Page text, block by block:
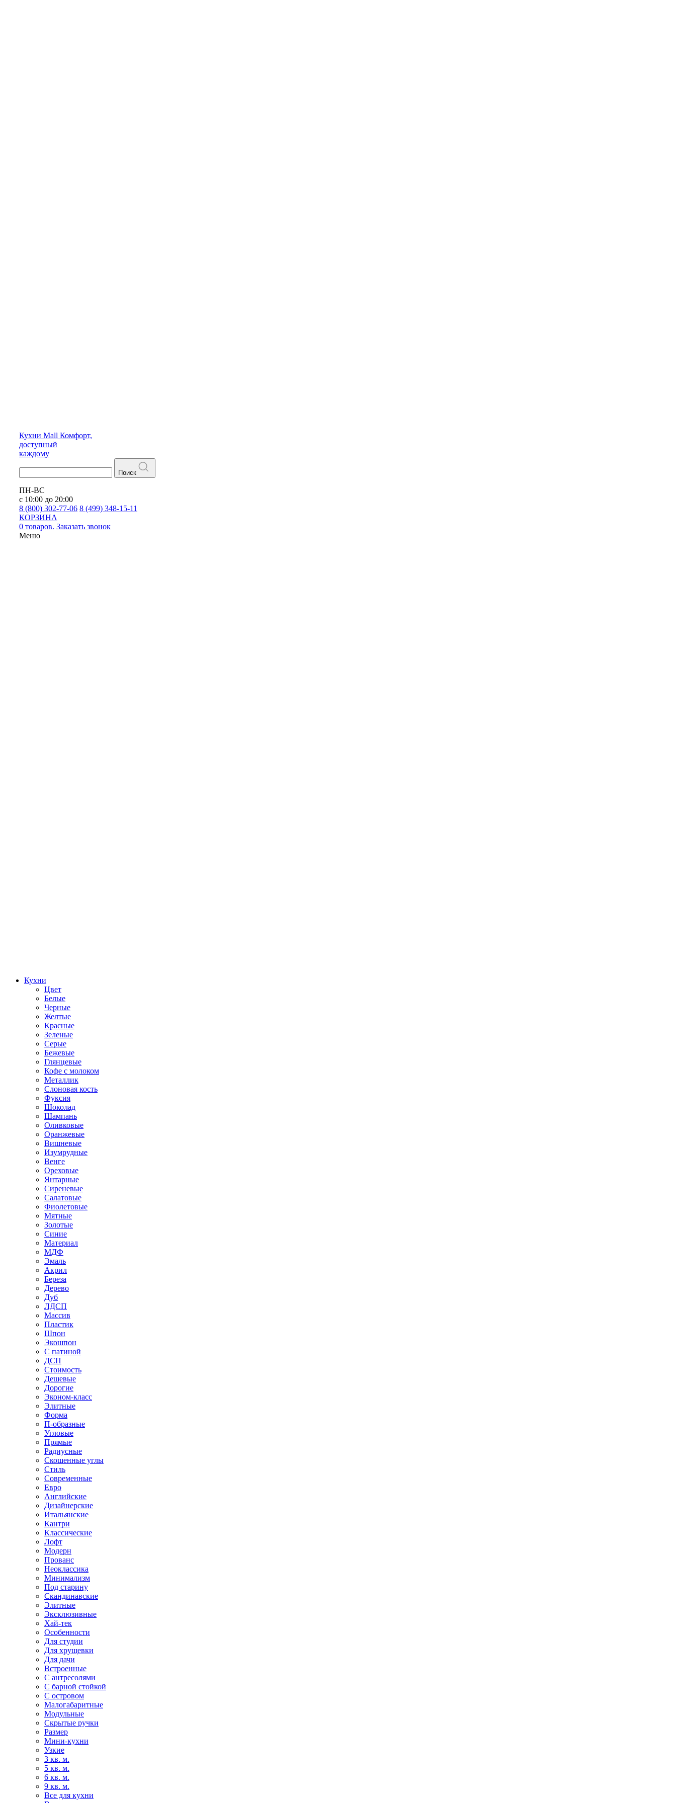
Кухни Mall Комфорт,
доступный
каждому
Поиск
ПН-ВС
с 10:00 до 20:00
8 (800) 302-77-06 8 (499) 348-15-11
КОРЗИНА
0 товаров. Заказать звонок
Меню
Кухни
Цвет
Белые
Черные
Желтые
Красные
Зеленые
Серые
Бежевые
Глянцевые
Кофе с молоком
Металлик
Слоновая кость
Фуксия
Шоколад
Шампань
Оливковые
Оранжевые
Вишневые
Изумрудные
Венге
Ореховые
Янтарные
Сиреневые
Салатовые
Фиолетовые
Мятные
Золотые
Синие
Материал
МДФ
Эмаль
Акрил
Береза
Дерево
Дуб
ЛДСП
Массив
Пластик
Шпон
Экошпон
С патиной
ДСП
Стоимость
Дешевые
Дорогие
Эконом-класс
Элитные
Форма
П-образные
Угловые
Прямые
Радиусные
Скошенные углы
Стиль
Современные
Евро
Английские
Дизайнерские
Итальянские
Кантри
Классические
Лофт
Модерн
Прованс
Неоклассика
Минимализм
Под старину
Скандинавские
Элитные
Эксклюзивные
Хай-тек
Особенности
Для студии
Для хрущевки
Для дачи
Встроенные
С антресолями
С барной стойкой
С островом
Малогабаритные
Модульные
Скрытые ручки
Размер
Мини-кухни
Узкие
3 кв. м.
5 кв. м.
6 кв. м.
9 кв. м.
Все для кухни